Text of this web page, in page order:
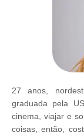
27 anos,
graduada pela
cinema, viajar e
coisas, então,